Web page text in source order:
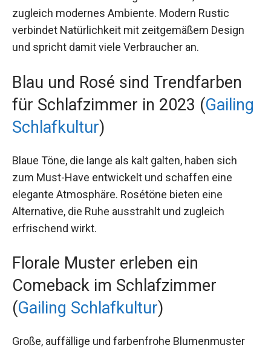
zugleich modernes Ambiente. Modern Rustic
verbindet Natürlichkeit mit zeitgemäßem Design
und spricht damit viele Verbraucher an.
Blau und Rosé sind Trendfarben
für Schlafzimmer in 2023 (Gailing
Schlafkultur)
Blaue Töne, die lange als kalt galten, haben sich
zum Must-Have entwickelt und schaffen eine
elegante Atmosphäre. Rosétöne bieten eine
Alternative, die Ruhe ausstrahlt und zugleich
erfrischend wirkt.
Florale Muster erleben ein
Comeback im Schlafzimmer
(Gailing Schlafkultur)
Große, auffällige und farbenfrohe Blumenmuster